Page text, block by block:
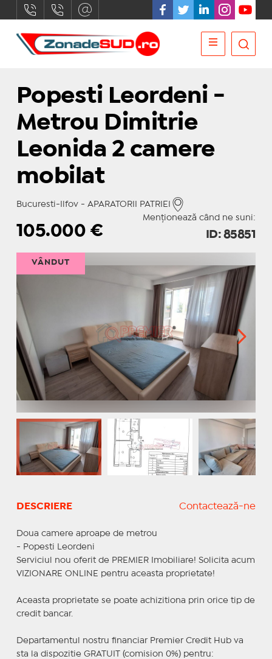
Popesti Leordeni -
Metrou Dimitrie
Leonida 2 camere
mobilat
Bucuresti-Ilfov - APARATORII PATRIEI
Menționează când ne suni:
105.000 € ID: 85851
VÂNDUT
DESCRIERE Contactează-ne
Doua camere aproape de metrou
- Popesti Leordeni
Serviciul nou oferit de PREMIER Imobiliare! Solicita acum
VIZIONARE ONLINE pentru aceasta proprietate!
Aceasta proprietate se poate achizitiona prin orice tip de
credit bancar.
Departamentul nostru financiar Premier Credit Hub va
sta la dispozitie GRATUIT (comision 0%) pentru: